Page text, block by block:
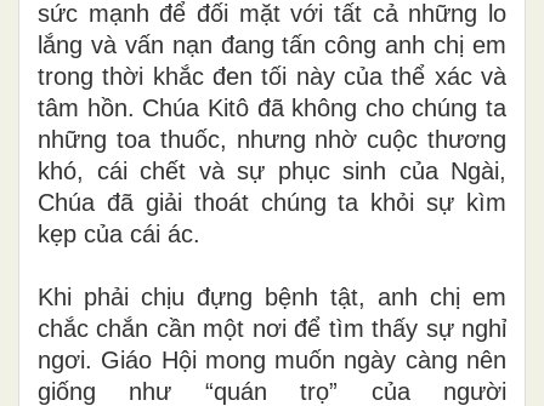
sức mạnh để đối mặt với tất cả những lo
lắng và vấn nạn đang tấn công anh chị em
trong thời khắc đen tối này của thể xác và
tâm hồn. Chúa Kitô đã không cho chúng ta
những toa thuốc, nhưng nhờ cuộc thương
khó, cái chết và sự phục sinh của Ngài,
Chúa đã giải thoát chúng ta khỏi sự kìm
kẹp của cái ác.
Khi phải chịu đựng bệnh tật, anh chị em
chắc chắn cần một nơi để tìm thấy sự nghỉ
ngơi. Giáo Hội mong muốn ngày càng nên
giống như “quán trọ” của người